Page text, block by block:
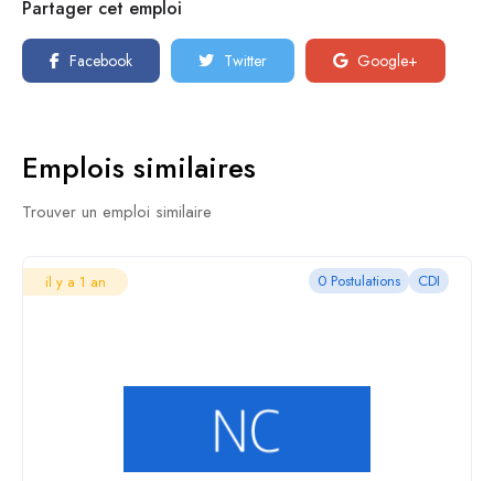
Partager cet emploi
Facebook Twitter Google+
Emplois similaires
Trouver un emploi similaire
il y a 1 an 0 Postulations CDI